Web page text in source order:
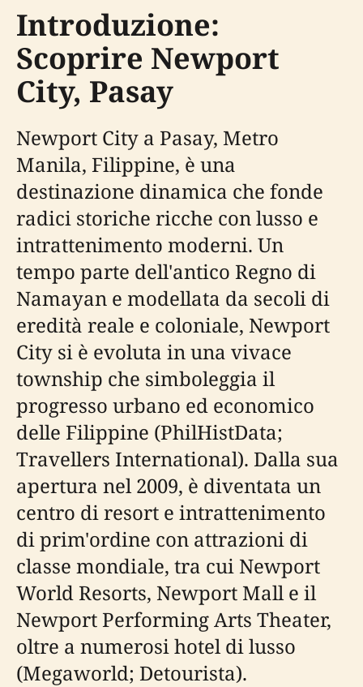
Introduzione:
Scoprire Newport
City, Pasay
Newport City a Pasay, Metro
Manila, Filippine, è una
destinazione dinamica che fonde
radici storiche ricche con lusso e
intrattenimento moderni. Un
tempo parte dell'antico Regno di
Namayan e modellata da secoli di
eredità reale e coloniale, Newport
City si è evoluta in una vivace
township che simboleggia il
progresso urbano ed economico
delle Filippine (PhilHistData;
Travellers International). Dalla sua
apertura nel 2009, è diventata un
centro di resort e intrattenimento
di prim'ordine con attrazioni di
classe mondiale, tra cui Newport
World Resorts, Newport Mall e il
Newport Performing Arts Theater,
oltre a numerosi hotel di lusso
(Megaworld; Detourista).